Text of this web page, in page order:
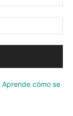
Aprende cómo se